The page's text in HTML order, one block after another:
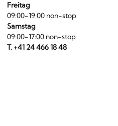
Freitag
09:00-19:00 non-stop
Samstag
09:00-17:00 non-stop
T. +41 24 466 18 48